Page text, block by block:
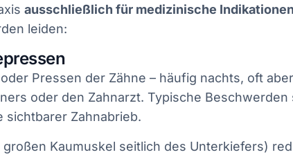
ausschließlich für medizinische Indikationen
leiden:
oder Pressen der Zähne – häufig nachts, oft
oder den Zahnarzt. Typische
sichtbarer Zahnabrieb.
Kaumuskel seitlich des Unterkiefers)